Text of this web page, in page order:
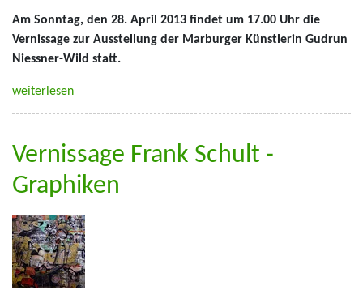
Am Sonntag, den 28. April 2013 findet um 17.00 Uhr die
Vernissage zur Ausstellung der Marburger Künstlerin Gudrun
Niessner-Wild statt.
weiterlesen
Vernissage Frank Schult -
Graphiken